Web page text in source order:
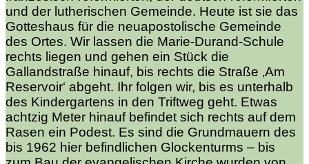
und der lutherischen Gemeinde. Heute ist sie das
Gotteshaus für die neuapostolische Gemeinde
des Ortes. Wir lassen die Marie-Durand-Schule
rechts liegen und gehen ein Stück die
Gallandstraße hinauf, bis rechts die Straße ‚Am
Reservoir‘ abgeht. Ihr folgen wir, bis es unterhalb
des Kindergartens in den Triftweg geht. Etwas
achtzig Meter hinauf befindet sich rechts auf dem
Rasen ein Podest. Es sind die Grundmauern des
bis 1962 hier befindlichen Glockenturms – bis